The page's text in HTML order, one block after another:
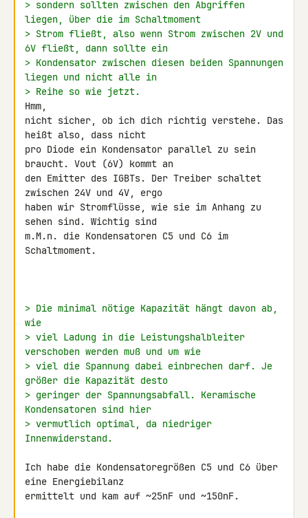
> sondern sollten zwischen den Abgriffen
liegen, über die im Schaltmoment
> Strom fließt, also wenn Strom zwischen 2V und
6V fließt, dann sollte ein
> Kondensator zwischen diesen beiden Spannungen
liegen und nicht alle in
> Reihe so wie jetzt.
Hmm,
nicht sicher, ob ich dich richtig verstehe. Das
heißt also, dass nicht
pro Diode ein Kondensator parallel zu sein
braucht. Vout (6V) kommt an
den Emitter des IGBTs. Der Treiber schaltet
zwischen 24V und 4V, ergo
haben wir Stromflüsse, wie sie im Anhang zu
sehen sind. Wichtig sind
m.M.n. die Kondensatoren C5 und C6 im
Schaltmoment.
> Die minimal nötige Kapazität hängt davon ab,
wie
> viel Ladung in die Leistungshalbleiter
verschoben werden muß und um wie
> viel die Spannung dabei einbrechen darf. Je
größer die Kapazität desto
> geringer der Spannungsabfall. Keramische
Kondensatoren sind hier
> vermutlich optimal, da niedriger
Innenwiderstand.
Ich habe die Kondensatoregrößen C5 und C6 über
eine Energiebilanz
ermittelt und kam auf ~25nF und ~150nF.